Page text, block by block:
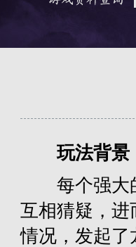
玩法背景
每个强大的
互相猜疑，进
情况，发起了